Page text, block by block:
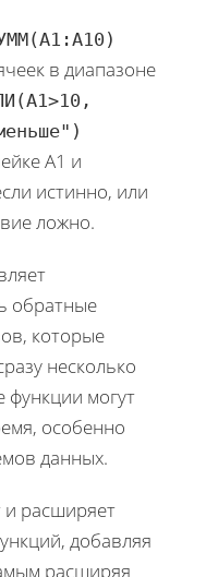
в диапазоне
A1 и
истинно, или
ложно.
обратные
которые
несколько
функции могут
особенно
данных.
и расширяет
добавляя
расширяя